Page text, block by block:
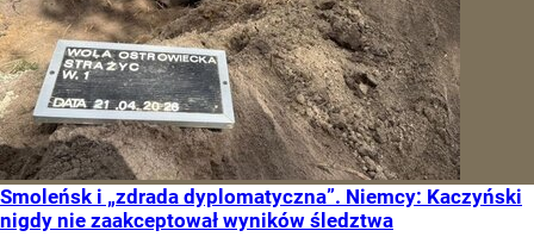
Smoleńsk i „zdrada dyplomatyczna”. Niemcy: Kaczyński
nigdy nie zaakceptował wyników śledztwa